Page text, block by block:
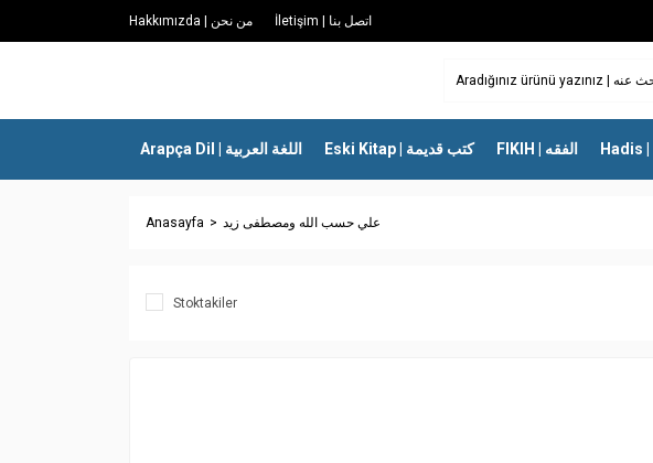
Hakkımızda | من نحن İletişim | اتصل بنا
Arapça Dil | اللغة العربية Eski Kitap | كتب قديمة FIKIH | الفقه
Anasayfa علي حسب الله ومصطفى زيد
Stoktakiler